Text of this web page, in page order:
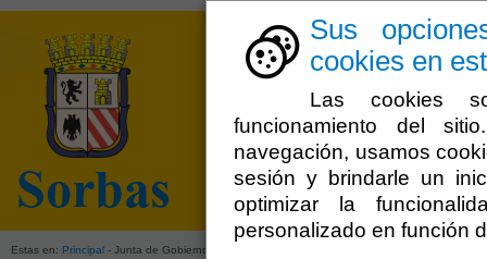
Sus
cookies en
Las cookies
funcionamiento del
navegación, usamos
sesión y brindarle un
optimizar la
personalizado en función
Inicio
Estas en: Principal - Junta de Gobierno Local